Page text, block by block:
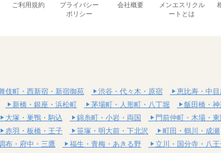
ご利用規約
プライバシー
ポリシー
会社概要
メンエスリクル
ートとは
伎町・西新宿・新宿御苑 渋谷・代々木・原宿 恵比寿・中
新橋・銀座・浜松町 茅場町・人形町・八丁堀 飯田橋・
大塚・巣鴨・駒込 錦糸町・小岩・両国 門前仲町・木場・
赤羽・板橋・王子 笹塚・明大前・下北沢 町田・鶴川・成瀬
布・府中・三鷹 福生・青梅・あきる野
立川・国分寺・八王